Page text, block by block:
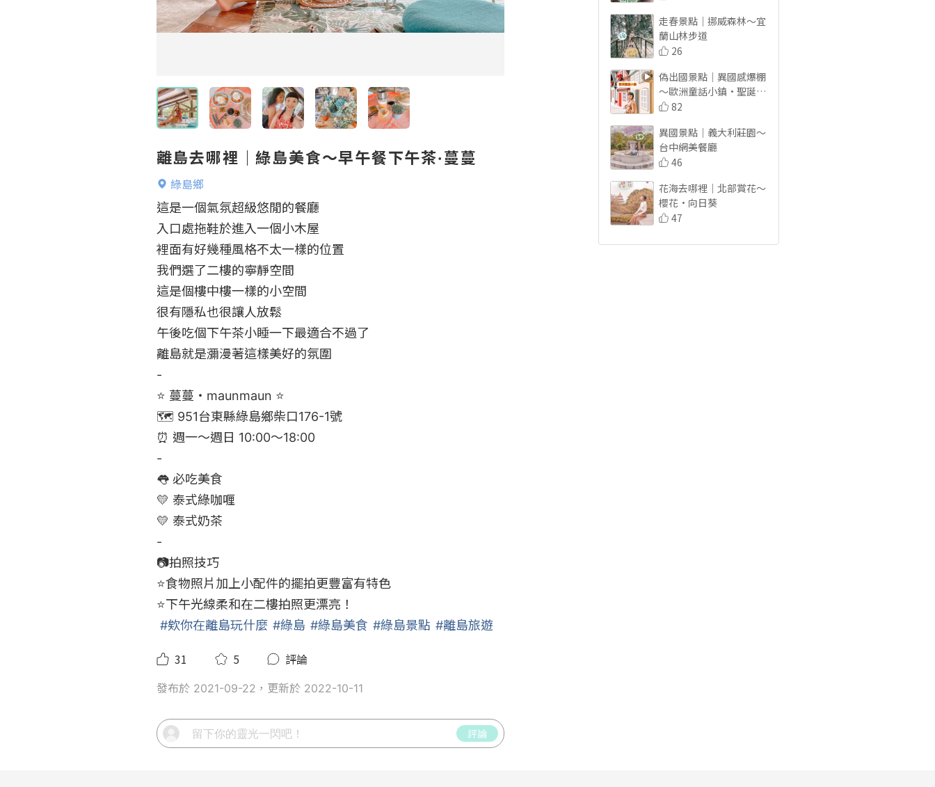
離島去哪裡｜綠島美食～早午餐下午茶·蔓蔓
綠島鄉
這是一個氣氛超級悠閒的餐廳
入口處拖鞋於進入一個小木屋
裡面有好幾種風格不太一樣的位置
我們選了二樓的寧靜空間
這是個樓中樓一樣的小空間
很有隱私也很讓人放鬆
午後吃個下午茶小睡一下最適合不過了
離島就是瀰漫著這樣美好的氛圍
-
⭐️ 蔓蔓・maunmaun ⭐️
🗺 951台東縣綠島鄉柴口176-1號
⏰ 週一～週日 10:00～18:00
-
👅 必吃美食
💛 泰式綠咖喱
💛 泰式奶茶
-
📷拍照技巧
⭐️食物照片加上小配件的擺拍更豐富有特色
⭐️下午光線柔和在二樓拍照更漂亮！
#欸你在離島玩什麼 #綠島 #綠島美食 #綠島景點 #離島旅遊
31 5 評論
發布於 2021-09-22，更新於 2022-10-11
評論
走春景點｜挪威森林～宜
蘭山林步道
26
偽出國景點｜異國感爆棚
～歐洲童話小鎮·聖誕節
市集
82
異國景點｜義大利莊園～
台中網美餐廳
46
花海去哪裡｜北部賞花～
櫻花·向日葵
47
花海去哪裡｜走進電視劇